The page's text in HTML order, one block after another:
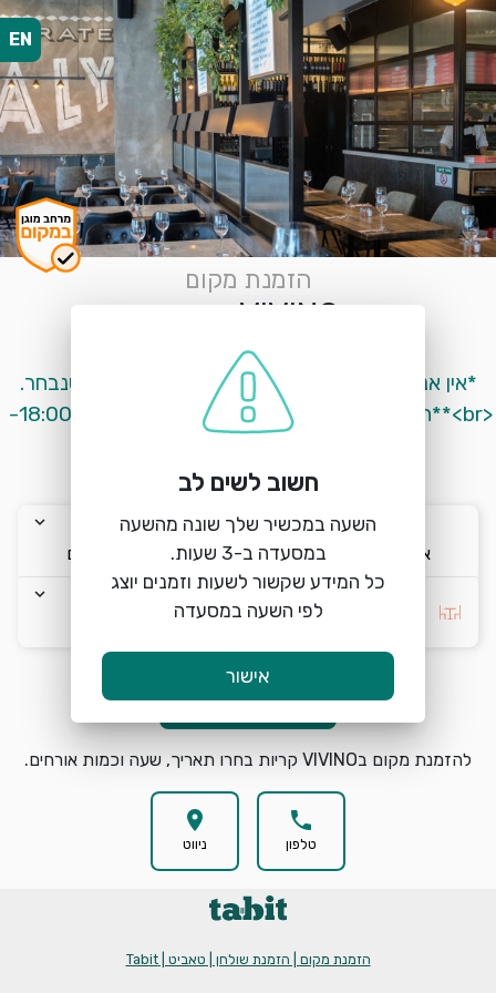
הזמנת מקום
VIVINO קריות
*אין אנו מתחייבים לשולחן מסויים באיזור הישיבה שנבחר.
keyboard_arrow_down
א׳ 9/8
keyboard_arrow_down
12:00
keyboard_arrow_down
keyboard_arrow_down
בחרו העדפה *
search הזמנת מקום
להזמנת מקום בVIVINO קריות בחרו תאריך, שעה וכמות אורחים.
phone
טלפון
location_on
ניווט
EN
הזמנת מקום | הזמנת שולחן | טאביט | Tabit
חשוב לשים לב
השעה במכשיר שלך שונה מהשעה
כל המידע שקשור לשעות וזמנים יוצג
לפי השעה במסעדה
אישור